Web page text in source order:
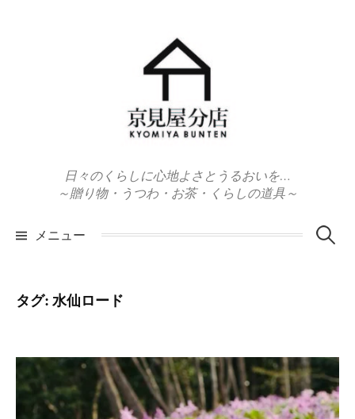
日々のくらしに心地よさとうるおいを…
～贈り物・うつわ・お茶・くらしの道具～
メニュー 検
タグ:水仙ロード